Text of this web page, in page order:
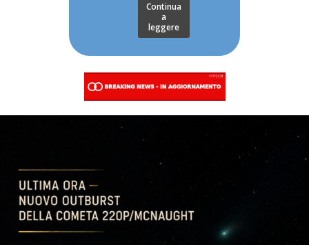
Continua
a
leggere